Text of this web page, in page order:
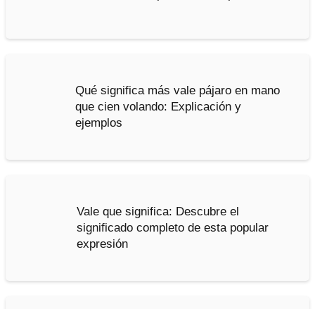
Qué significa más vale pájaro en mano
que cien volando: Explicación y
ejemplos
Vale que significa: Descubre el
significado completo de esta popular
expresión